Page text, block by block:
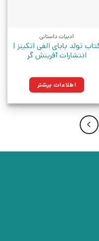
ادبیات داستانی
تولد بابای الفی اتکینز |
انتشارات آفرینش گر
اطلاعات بیشتر